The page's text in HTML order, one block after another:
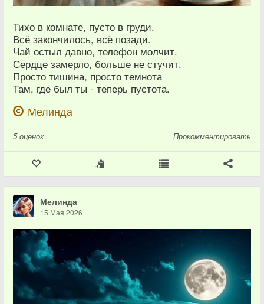
Тихо в комнате, пусто в груди.
Всё закончилось, всё позади.
Чай остыл давно, телефон молчит.
Сердце замерло, больше не стучит.
Просто тишина, просто темнота
Там, где был ты - теперь пустота.
Мелинда
5 оценок Прокомментировать
Мелинда
15 Мая 2026